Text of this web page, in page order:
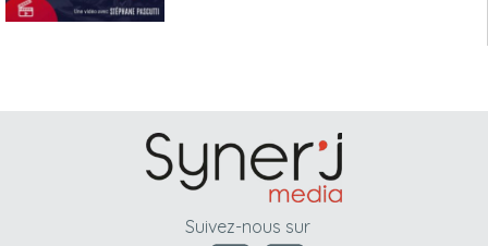
Suivez-nous sur